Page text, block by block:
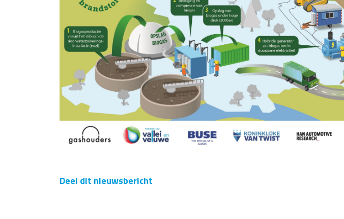
Deel dit nieuwsbericht